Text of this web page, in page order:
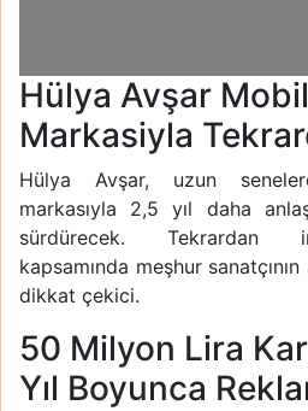
Hülya Avşar
Markasiyla
Hülya Avşar, uzun
markasıyla 2,5 yıl daha
sürdürecek. Tekrardan
kapsamında meşhur
dikkat çekici.
50 Milyon Lira
Yıl Boyunca